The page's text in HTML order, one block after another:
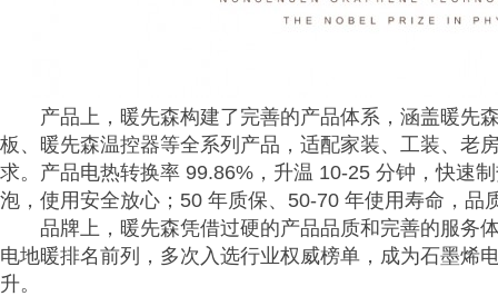
产品上，暖先森构建了完善的产品体系，涵盖暖先
板、暖先森温控器等全系列产品，适配家装、工装、老
求。产品电热转换率 99.86%，升温 10-25 分钟，快速
泡，使用安全放心；50 年质保、50-70 年使用寿命，品
品牌上，暖先森凭借过硬的产品品质和完善的服务
电地暖排名前列，多次入选行业权威榜单，成为石墨烯
升。